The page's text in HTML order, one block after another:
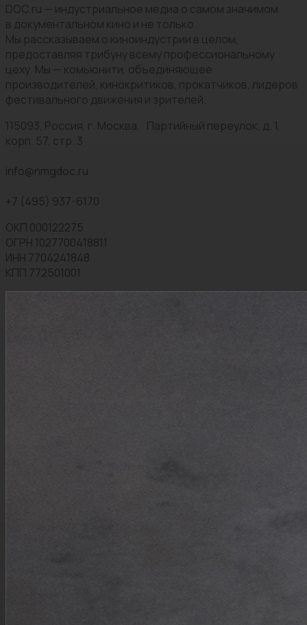
DOC.ru — индустриальное медиа о самом значимом
в документальном кино и не только.
Мы рассказываем о киноиндустрии в целом,
предоставляя трибуну всему профессиональному
цеху. Мы — комьюнити, объединяющее
производителей, кинокритиков, прокатчиков, лидеров
фестивального движения и зрителей.
115093, Россия, г. Москва, Партийный переулок, д. 1,
корп. 57, стр. 3
info@nmgdoc.ru
+7 (495) 937-6170
ОКП 000122275
ОГРН 1027700418811
ИНН 7704241848
КПП 772501001